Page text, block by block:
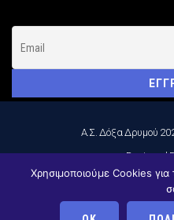
Α.Σ. Δόξα Δρυμού
_Designed
Χρησιμοποιούμε Cookies